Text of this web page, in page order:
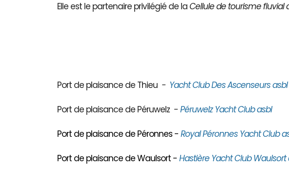
Elle est le partenaire privilégié de laCellule de tourisme fluvial
Port de plaisance de Thieu - Yacht Club Des Ascenseurs asbl
Port de plaisance de Péruwelz - Péruwelz Yacht Club asbl
Port de plaisance de Péronnes - Royal Péronnes Yacht Club
Port de plaisance de Waulsort - Hastière Yacht Club Waulsort